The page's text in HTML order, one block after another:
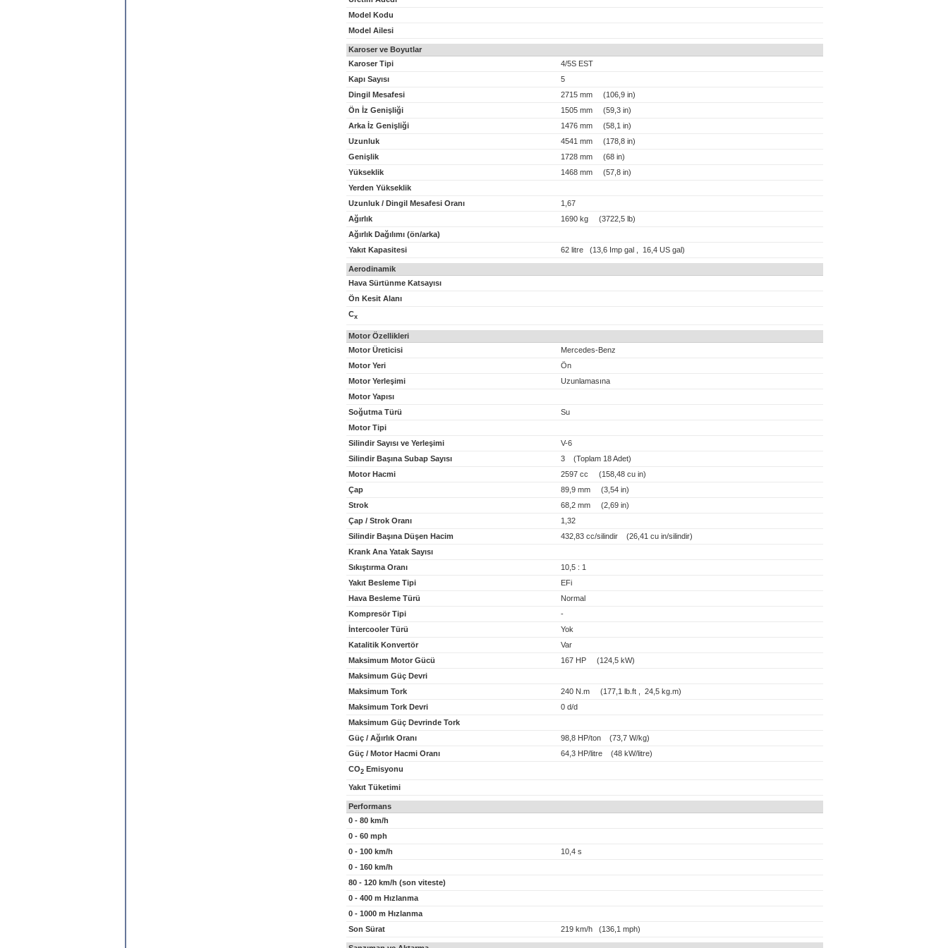
Model Kodu
Model Ailesi
Karoser ve Boyutlar
Karoser Tipi
4/5S EST
Kapı Sayısı
5
Dingil Mesafesi
2715 mm (106,9 in)
Ön İz Genişliği
1505 mm (59,3 in)
Arka İz Genişliği
1476 mm (58,1 in)
Uzunluk
4541 mm (178,8 in)
Genişlik
1728 mm (68 in)
Yükseklik
1468 mm (57,8 in)
Yerden Yükseklik
Uzunluk / Dingil Mesafesi Oranı
1,67
Ağırlık
1690 kg (3722,5 lb)
Ağırlık Dağılımı (ön/arka)
Yakıt Kapasitesi
62 litre (13,6 Imp gal , 16,4 US gal)
Aerodinamik
Hava Sürtünme Katsayısı
Ön Kesit Alanı
Cx
Motor Özellikleri
Motor Üreticisi
Mercedes-Benz
Motor Yeri
Ön
Motor Yerleşimi
Uzunlamasına
Motor Yapısı
Soğutma Türü
Su
Motor Tipi
Silindir Sayısı ve Yerleşimi
V-6
Silindir Başına Subap Sayısı
3 (Toplam 18 Adet)
Motor Hacmi
2597 cc (158,48 cu in)
Çap
89,9 mm (3,54 in)
Strok
68,2 mm (2,69 in)
Çap / Strok Oranı
1,32
Silindir Başına Düşen Hacim
432,83 cc/silindir (26,41 cu in/silindir)
Krank Ana Yatak Sayısı
Sıkıştırma Oranı
10,5 : 1
Yakıt Besleme Tipi
EFi
Hava Besleme Türü
Normal
Kompresör Tipi
-
İntercooler Türü
Yok
Katalitik Konvertör
Var
Maksimum Motor Gücü
167 HP (124,5 kW)
Maksimum Güç Devri
Maksimum Tork
240 N.m (177,1 lb.ft , 24,5 kg.m)
Maksimum Tork Devri
0 d/d
Maksimum Güç Devrinde Tork
Güç / Ağırlık Oranı
98,8 HP/ton (73,7 W/kg)
Güç / Motor Hacmi Oranı
64,3 HP/litre (48 kW/litre)
CO2 Emisyonu
Yakıt Tüketimi
Performans
0 - 80 km/h
0 - 60 mph
0 - 100 km/h
10,4 s
0 - 160 km/h
80 - 120 km/h (son viteste)
0 - 400 m Hızlanma
0 - 1000 m Hızlanma
Son Sürat
219 km/h (136,1 mph)